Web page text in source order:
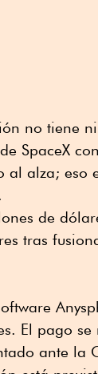
no tiene
SpaceX
alza; eso
de
tras
El pago se
ante la